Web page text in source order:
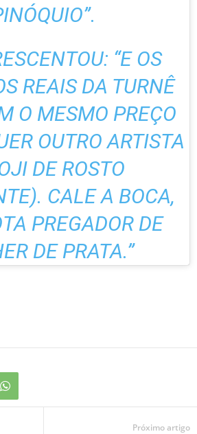
“E OS
REAIS DA TURNÊ
O MESMO PREÇO
OUTRO ARTISTA
DE ROSTO
CALE A BOCA,
PREGADOR DE
DE PRATA.”
Próximo artigo